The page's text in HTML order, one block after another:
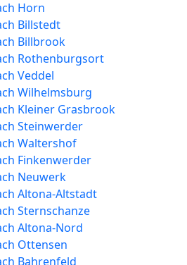
Horn
Billstedt
Billbrook
Rothenburgsort
Veddel
Wilhelmsburg
Kleiner Grasbrook
Steinwerder
Waltershof
Finkenwerder
Neuwerk
Altona-Altstadt
Sternschanze
Altona-Nord
Ottensen
Bahrenfeld